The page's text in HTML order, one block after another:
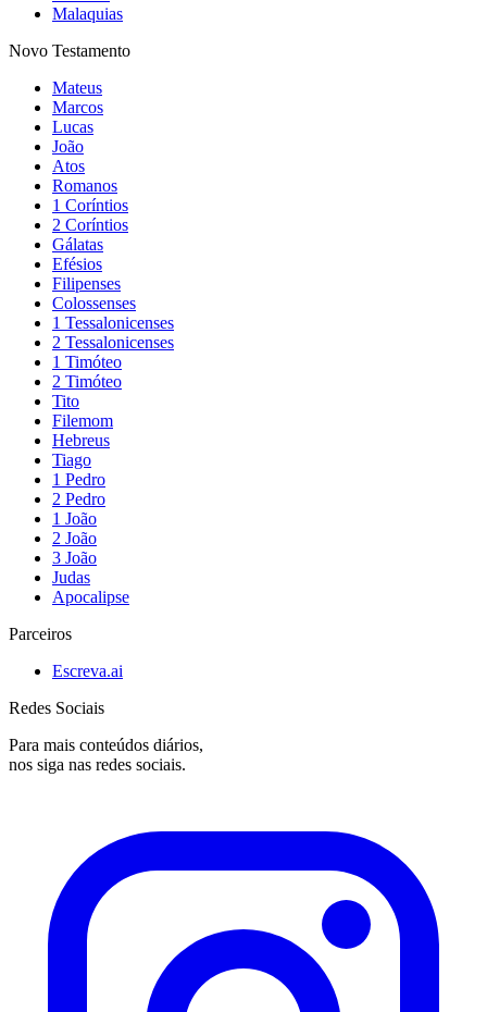
Malaquias
Novo Testamento
Mateus
Marcos
Lucas
João
Atos
Romanos
1 Coríntios
2 Coríntios
Gálatas
Efésios
Filipenses
Colossenses
1 Tessalonicenses
2 Tessalonicenses
1 Timóteo
2 Timóteo
Tito
Filemom
Hebreus
Tiago
1 Pedro
2 Pedro
1 João
2 João
3 João
Judas
Apocalipse
Parceiros
Escreva.ai
Redes Sociais
Para mais conteúdos diários,
nos siga nas redes sociais.